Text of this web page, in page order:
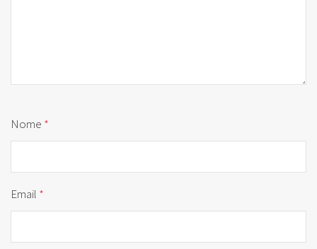
Nome *
Email *